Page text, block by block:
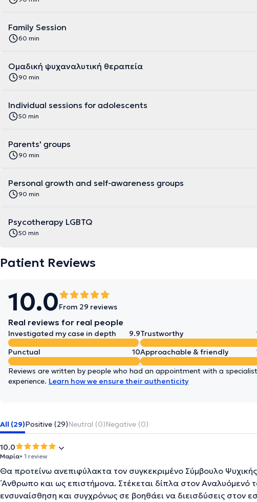
Family Session
60 min
Ομαδική ψυχαναλυτική θεραπεία
90 min
Individual sessions for adolescents
50 min
Parents' groups
90 min
Personal growth and self-awareness groups
90 min
Psycotherapy LGBTQ
50 min
Patient Reviews
10.0From 29 reviews
Real reviews for real people
Investigated my case in depth 9.9Trustworthy
Punctual
10Approachable & friendly
Reviews are written by people who had an appointment with a
experience. Learn how we ensure their authenticity
All (29)Positive (29)Neutral (0)Negative (0)
10.0
Μαρία• 1 review
Θα προτείνω ανεπιφύλακτα τον συγκεκριμένο Σύμβουλο Ψυχικής
΄Ανθρωπο και ως επιστήμονα. Στέκεται δίπλα στον Αναλυόμενό
ενσυναίσθηση και συγχρόνως σε βοηθάει να διεισδύσεις στον